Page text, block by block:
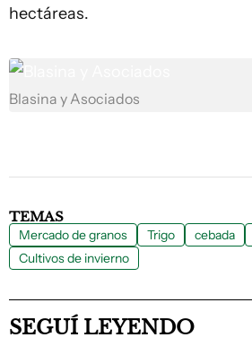
hectáreas.
Blasina y Asociados
TEMAS
Mercado de granos Trigo cebada
Cultivos de invierno
SEGUÍ LEYENDO